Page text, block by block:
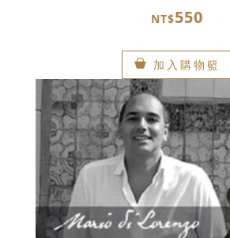
NT$550
加入購物籃